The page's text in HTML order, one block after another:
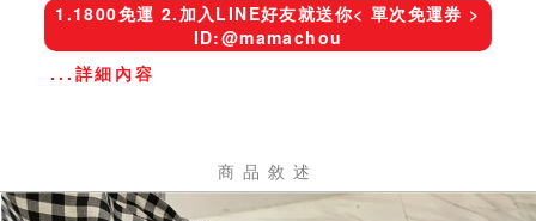
1.1800免運 2.加入LINE好友就送你< 單次免運券 >
ID:@mamachou
...詳細內容
商品敘述